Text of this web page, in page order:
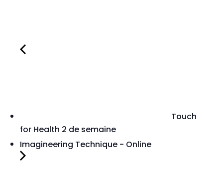
Touch
for Health 2 de semaine
Imagineering Technique - Online